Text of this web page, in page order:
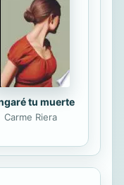
tu muerte
Carme Riera